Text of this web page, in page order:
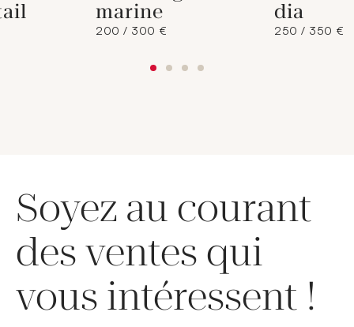
marine
200 / 300 €
dia
250 / 350 €
Soyez au courant
des ventes qui
vous intéressent !